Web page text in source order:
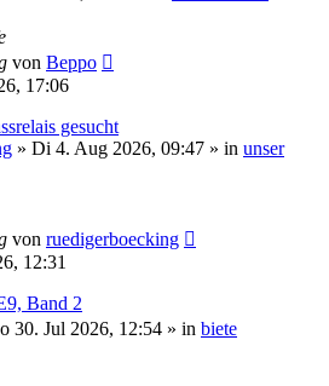
von Beppo
17:06
gesucht
» Di 4. Aug 2026, 09:47 » in unser
von ruedigerboecking
12:31
Band 2
30. Jul 2026, 12:54 » in biete